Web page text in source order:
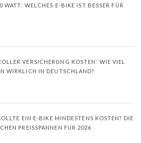
WATT: WELCHES E-BIKE IST BESSER FÜR
VERSICHERUNG KOSTEN: WIE VIEL
WIRKLICH IN DEUTSCHLAND?
EIN E-BIKE MINDESTENS KOSTEN? DIE
PREISSPANNEN FÜR 2026